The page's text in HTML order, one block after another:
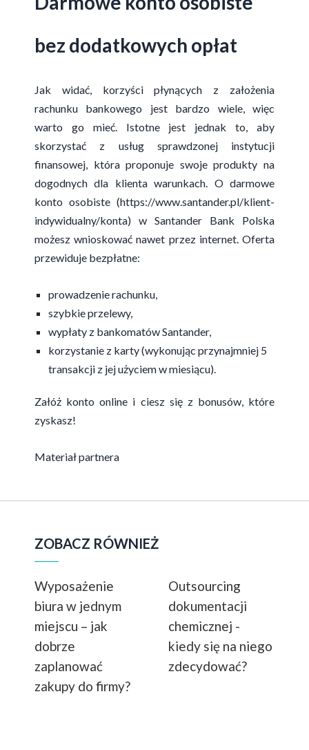
bez dodatkowych opłat
Jak widać, korzyści płynących z założenia
rachunku bankowego jest bardzo wiele, więc
warto go mieć. Istotne jest jednak to, aby
skorzystać z usług sprawdzonej instytucji
finansowej, która proponuje swoje produkty na
dogodnych dla klienta warunkach. O darmowe
konto osobiste (https://www.santander.pl/klient-
indywidualny/konta) w Santander Bank Polska
możesz wnioskować nawet przez internet. Oferta
przewiduje bezpłatne:
prowadzenie rachunku,
szybkie przelewy,
wypłaty z bankomatów Santander,
korzystanie z karty (wykonując przynajmniej 5
transakcji z jej użyciem w miesiącu).
Załóż konto online i ciesz się z bonusów, które
zyskasz!
Materiał partnera
ZOBACZ RÓWNIEŻ
Wyposażenie
biura w jednym
miejscu – jak
dobrze
zaplanować
zakupy do firmy?
Outsourcing
dokumentacji
chemicznej -
kiedy się na niego
zdecydować?